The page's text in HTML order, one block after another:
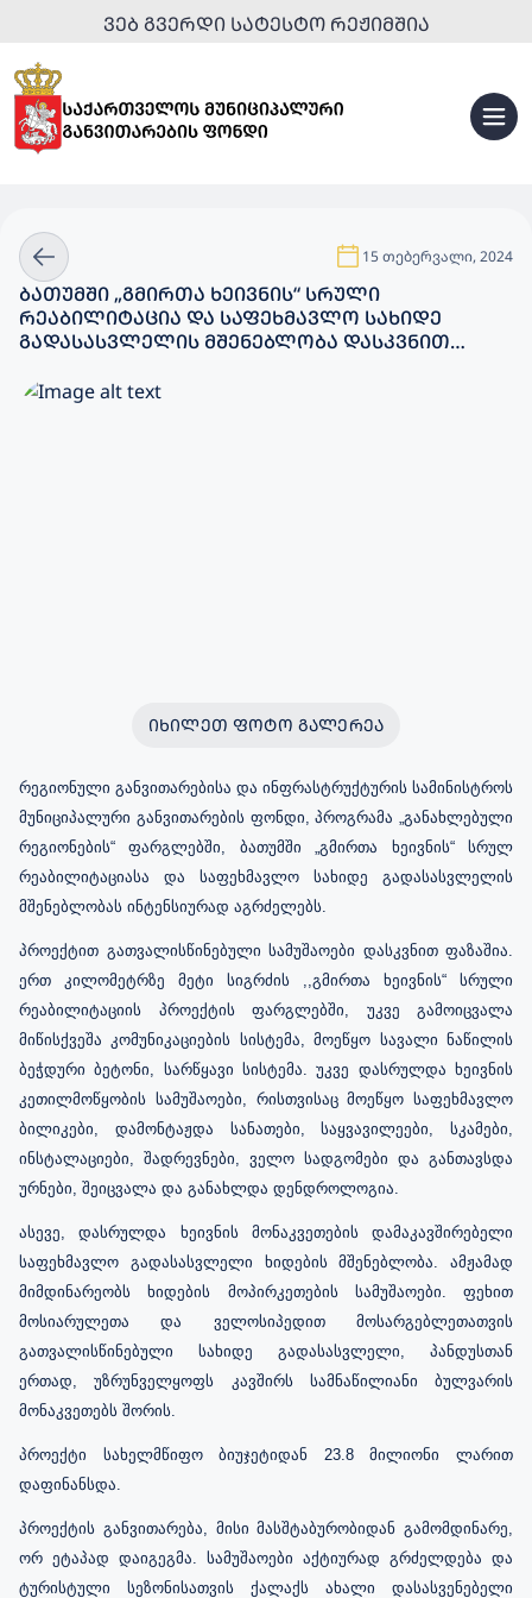
ᲕᲔᲑ ᲒᲕᲔᲠᲓᲘ ᲡᲐᲢᲔᲡᲢᲝ ᲠᲔᲟᲘᲛᲨᲘᲐ
15 თებერვალი, 2024
ᲑᲐᲗᲣᲛᲨᲘ „ᲒᲛᲘᲠᲗᲐ ᲮᲔᲘᲕᲜᲘᲡ“ ᲡᲠᲣᲚᲘ
ᲠᲔᲐᲑᲘᲚᲘᲢᲐᲪᲘᲐ ᲓᲐ ᲡᲐᲤᲔᲮᲛᲐᲕᲚᲝ ᲡᲐᲮᲘᲓᲔ
ᲒᲐᲓᲐᲡᲐᲡᲕᲚᲔᲚᲘᲡ ᲛᲨᲔᲜᲔᲑᲚᲝᲑᲐ ᲓᲐᲡᲙᲕᲜᲘᲗ
ᲘᲮᲘᲚᲔᲗ ᲤᲝᲢᲝ ᲒᲐᲚᲔᲠᲔᲐ
რეგიონული განვითარებისა და ინფრასტრუქტურის სამინისტროს
მუნიციპალური განვითარების ფონდი, პროგრამა „განახლებული
რეგიონების“ ფარგლებში, ბათუმში „გმირთა ხეივნის“
სრულ
რეაბილიტაციასა
და საფეხმავლო სახიდე
გადასასვლელის
მშენებლობას ინტენსიურად აგრძელებს.
პროექტით გათვალისწინებული სამუშაოები დასკვნით ფაზაშია.
ერთ კილომეტრზე მეტი სიგრძის ,,გმირთა ხეივნის“ სრული
რეაბილიტაციის პროექტის ფარგლებში, უკვე გამოიცვალა
მიწისქვეშა კომუნიკაციების სისტემა,მოეწყო სავალი ნაწილის
ბეჭდური ბეტონი, სარწყავი სისტემა. უკვე დასრულდა ხეივნის
კეთილმოწყობის სამუშაოები, რისთვისაც მოეწყო საფეხმავლო
ბილიკები, დამონტაჟდა სანათები, საყვავილეები, სკამები,
ინსტალაციები, შადრევნები, ველო სადგომები და განთავსდა
ურნები, შეიცვალა და განახლდა დენდროლოგია.
ასევე, დასრულდა ხეივნის მონაკვეთების დამაკავშირებელი
საფეხმავლო გადასასვლელი ხიდების მშენებლობა. ამჟამად
მიმდინარეობს ხიდების მოპირკეთების სამუშაოები. ფეხით
მოსიარულეთა და ველოსიპედით მოსარგებლეთათვის
გათვალისწინებული სახიდე გადასასვლელი, პანდუსთან
ერთად, უზრუნველყოფს კავშირს სამნაწილიანი ბულვარის
მონაკვეთებს შორის.
პროექტი სახელმწიფო ბიუჯეტიდან 23.8 მილიონი ლარით
დაფინანსდა.
პროექტის განვითარება, მისი მასშტაბურობიდან გამომდინარე,
ორ ეტაპად დაიგეგმა. სამუშაოები აქტიურად გრძელდება და
ტურისტული სეზონისათვის ქალაქს ახალი დასასვენებელი